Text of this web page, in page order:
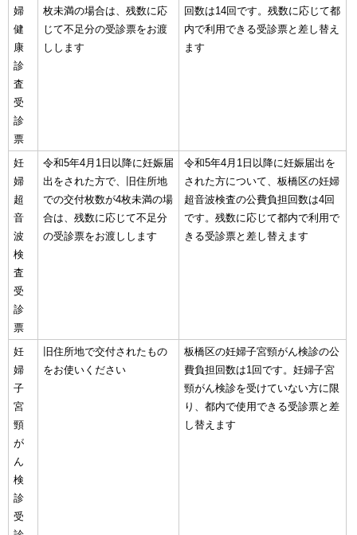
婦
健
康
診
査
受
診
票
枚未満の場合は、残数に応
じて不足分の受診票をお渡
しします
回数は14回です。残数に応じて都
内で利用できる受診票と差し替え
ます
妊
婦
超
音
波
検
査
受
診
票
令和5年4月1日以降に妊娠届
出をされた方で、旧住所地
での交付枚数が4枚未満の場
合は、残数に応じて不足分
の受診票をお渡しします
令和5年4月1日以降に妊娠届出を
された方について、板橋区の妊婦
超音波検査の公費負担回数は4回
です。残数に応じて都内で利用で
きる受診票と差し替えます
妊
婦
子
宮
頸
が
ん
検
診
受
旧住所地で交付されたもの
をお使いください
板橋区の妊婦子宮頸がん検診の公
費負担回数は1回です。妊婦子宮
頸がん検診を受けていない方に限
り、都内で使用できる受診票と差
し替えます